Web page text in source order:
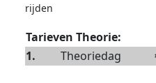
rijden
Tarieven Theorie:
1.
Theoriedag